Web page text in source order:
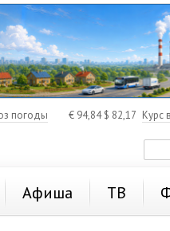
погоды € 94,84$ 82,17 Курс
Афиша ТВ